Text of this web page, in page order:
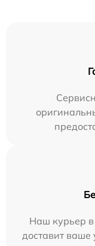
Наш курьер
доставит ваше